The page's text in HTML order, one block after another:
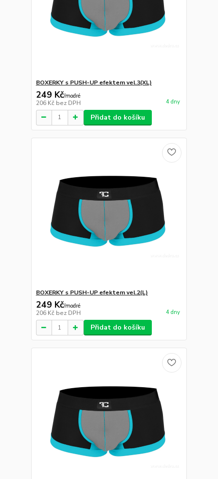
BOXERKY s PUSH-UP efektem vel.3(XL)
249 Kč/modré
206 Kč bez DPH 4 dny
Přidat do košíku
BOXERKY s PUSH-UP efektem vel.2(L)
249 Kč/modré
206 Kč bez DPH 4 dny
Přidat do košíku